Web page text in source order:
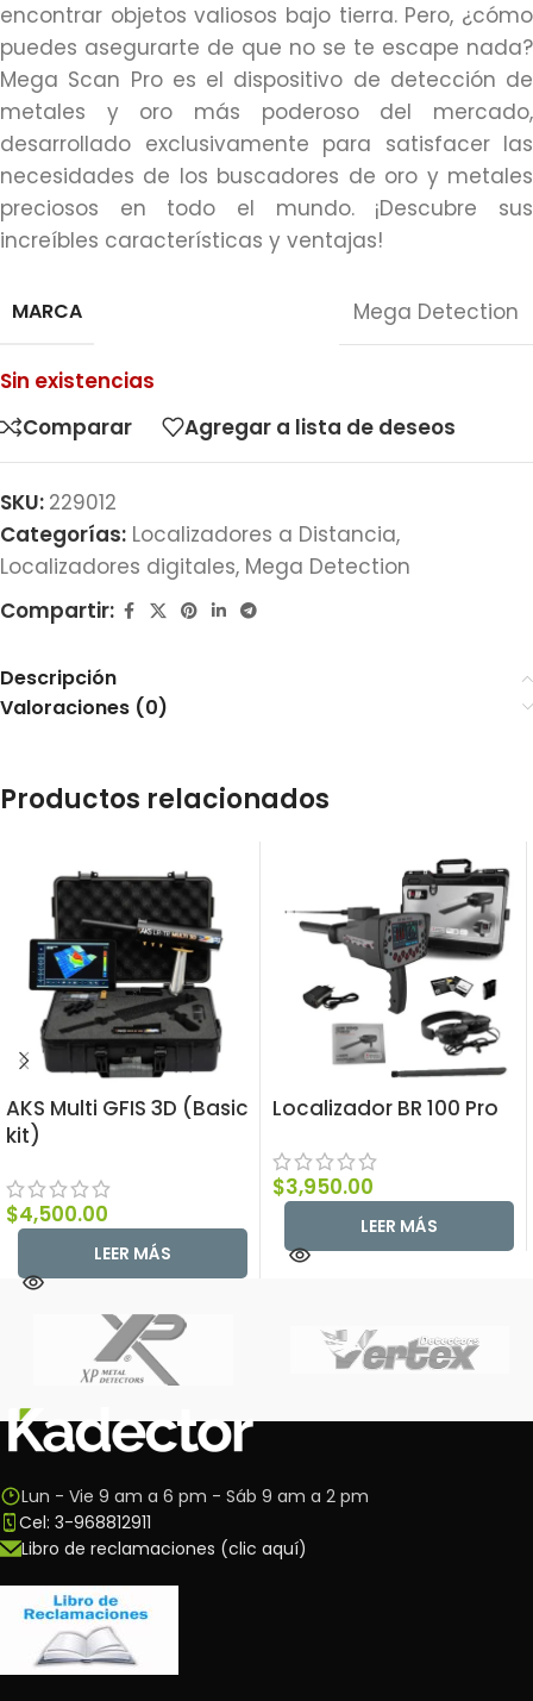
encontrar objetos valiosos bajo tierra. Pero, ¿cómo
puedes asegurarte de que no se te escape nada?
Mega Scan Pro es el dispositivo de detección de
metales y oro más poderoso del mercado,
desarrollado exclusivamente para satisfacer las
necesidades de los buscadores de oro y metales
preciosos en todo el mundo. ¡Descubre sus
increíbles características y ventajas!
MARCA Mega Detection
Sin existencias
Comparar
Agregar a lista de deseos
SKU: 229012
Categorías: Localizadores a Distancia,
Localizadores digitales, Mega Detection
Compartir:
Descripción
Valoraciones (0)
Productos relacionados
AKS Multi GFIS 3D (Basic
kit)
$4,500.00
LEER MÁS
Localizador BR 100 Pro
$3,950.00
LEER MÁS
Lun - Vie 9 am a 6 pm - Sáb 9 am a 2 pm
Cel: 3-968812911
Libro de reclamaciones (clic aquí)